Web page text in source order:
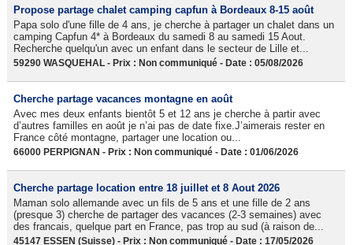
Propose partage chalet camping capfun à Bordeaux 8-15 août
Papa solo d'une fille de 4 ans, je cherche à partager un chalet dans un
camping Capfun 4* à Bordeaux du samedi 8 au samedi 15 Aout.
Recherche quelqu'un avec un enfant dans le secteur de Lille et...
59290 WASQUEHAL - Prix : Non communiqué - Date : 05/08/2026
Cherche partage vacances montagne en août
Avec mes deux enfants bientôt 5 et 12 ans je cherche à partir avec
d’autres familles en août je n’ai pas de date fixe.J’aimerais rester en
France côté montagne, partager une location ou...
66000 PERPIGNAN - Prix : Non communiqué - Date : 01/06/2026
Cherche partage location entre 18 juillet et 8 Aout 2026
Maman solo allemande avec un fils de 5 ans et une fille de 2 ans
(presque 3) cherche de partager des vacances (2-3 semaines) avec
des francais, quelque part en France, pas trop au sud (à raison de...
45147 ESSEN (Suisse) - Prix : Non communiqué - Date : 17/05/2026